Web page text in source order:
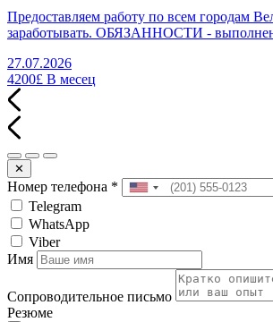
Предоставляем работу по всем городам
заработывать. ОБЯЗАННОСТИ -
27.07.2026
4200£ В месец
✕
Номер телефона *
Telegram
WhatsApp
Viber
Имя
Сопроводительное письмо
Резюме